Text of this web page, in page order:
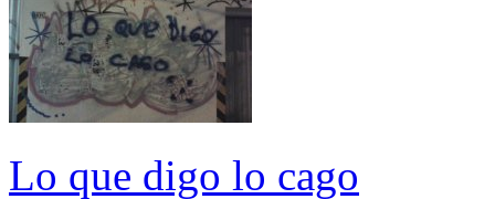
Lo que digo lo cago